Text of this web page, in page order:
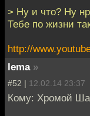
> Ну и что? Ну
Тебе по жизни
http://
lema »
#52 | 12.02.14 23:37
Кому: Хромой